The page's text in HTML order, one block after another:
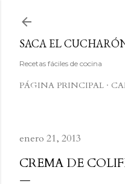
SACA EL
Recetas fáciles de cocina
PÁGINA PRINCIPAL
enero 21, 2013
CREMA DE